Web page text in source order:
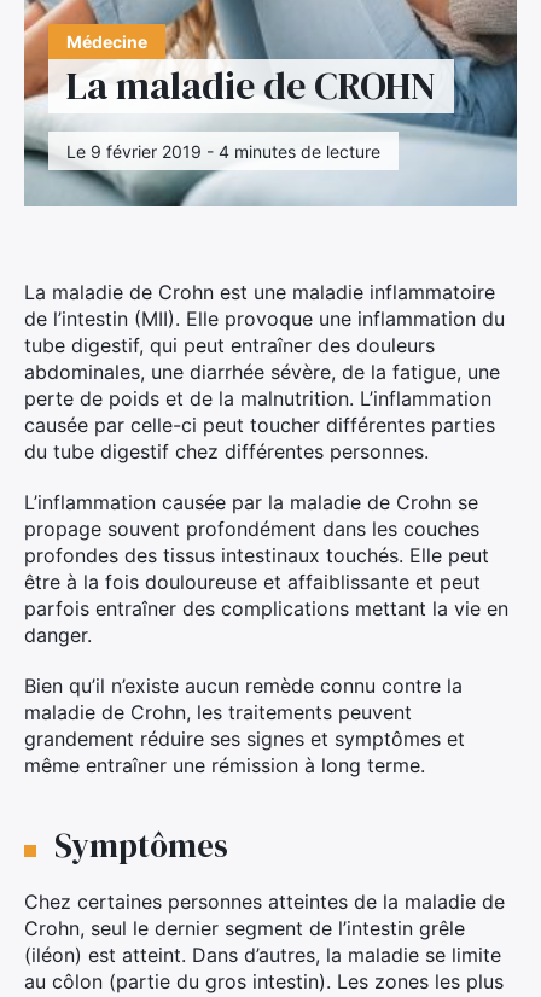
Médecine
La maladie de CROHN
Le 9 février 2019 - 4 minutes de lecture
La maladie de Crohn est une maladie inflammatoire
de l’intestin (MII). Elle provoque une inflammation du
tube digestif, qui peut entraîner des douleurs
abdominales, une diarrhée sévère, de la fatigue, une
perte de poids et de la malnutrition. L’inflammation
causée par celle-ci peut toucher différentes parties
du tube digestif chez différentes personnes.
L’inflammation causée par la maladie de Crohn se
propage souvent profondément dans les couches
profondes des tissus intestinaux touchés. Elle peut
être à la fois douloureuse et affaiblissante et peut
parfois entraîner des complications mettant la vie en
danger.
Bien qu’il n’existe aucun remède connu contre la
maladie de Crohn, les traitements peuvent
grandement réduire ses signes et symptômes et
même entraîner une rémission à long terme.
Symptômes
Chez certaines personnes atteintes de la maladie de
Crohn, seul le dernier segment de l’intestin grêle
(iléon) est atteint. Dans d’autres, la maladie se limite
au côlon (partie du gros intestin). Les zones les plus